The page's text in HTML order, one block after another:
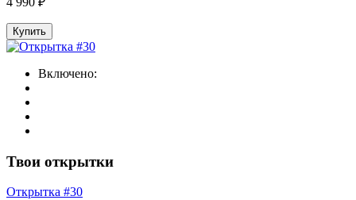
Купить
Включено:
Твои открытки
Открытка #30